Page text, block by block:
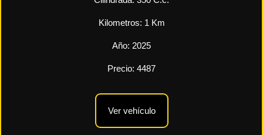
Kilometros: 1 Km
Año: 2025
Precio: 4487
Ver vehículo